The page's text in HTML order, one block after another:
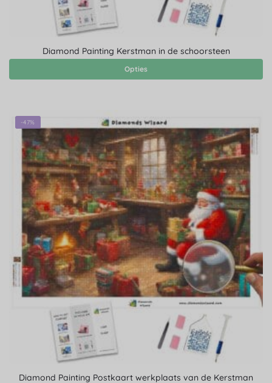
Diamond Painting Kerstman in de schoorsteen
Opties
-47%
Diamond Painting Postkaart werkplaats van de Kerstman